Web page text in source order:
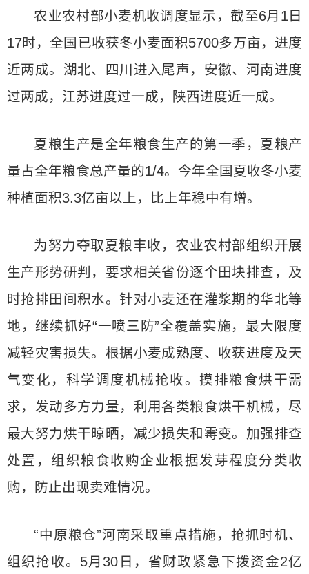
农业农村部小麦机收调度显示，截至6月1日
17时，全国已收获冬小麦面积5700多万亩，进度
近两成。湖北、四川进入尾声，安徽、河南进度
过两成，江苏进度过一成，陕西进度近一成。
夏粮生产是全年粮食生产的第一季，夏粮产
量占全年粮食总产量的1/4。今年全国夏收冬小麦
种植面积3.3亿亩以上，比上年稳中有增。
为努力夺取夏粮丰收，农业农村部组织开展
生产形势研判，要求相关省份逐个田块排查，及
时抢排田间积水。针对小麦还在灌浆期的华北等
地，继续抓好“一喷三防”全覆盖实施，最大限度
减轻灾害损失。根据小麦成熟度、收获进度及天
气变化，科学调度机械抢收。摸排粮食烘干需
求，发动多方力量，利用各类粮食烘干机械，尽
最大努力烘干晾晒，减少损失和霉变。加强排查
处置，组织粮食收购企业根据发芽程度分类收
购，防止出现卖难情况。
“中原粮仓”河南采取重点措施，抢抓时机、
组织抢收。5月30日，省财政紧急下拨资金2亿